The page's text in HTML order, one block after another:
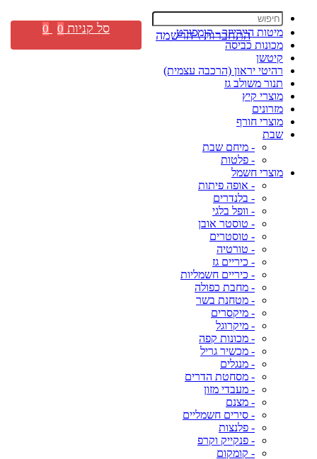
מיטות היירייזר - קומפורט
מכונות כביסה
קיטשן
רהיטי יראון (הרכבה עצמית)
תנור משולב גז
מוצרי קיץ
מזרונים
מוצרי חורף
שבת
- מיחם שבת
- פלטות
מוצרי חשמל
- אופה פיתות
- בלנדרים
- וופל בלגי
- טוסטר אובן
- טוסטרים
- טורטיה
- כיריים גז
- כיריים חשמליות
- מחבת כפולה
- מטחנת בשר
- מיקסרים
- מיקרוגל
- מכונות קפה
- מכשיר גריל
- מנגלים
- מסחטת הדרים
- מעבדי מזון
- מצנם
- סירים חשמליים
- פלנצות
- פנקייק וקרפ
- קומקום
התחברות \ הרשמה סל קניות 0
0